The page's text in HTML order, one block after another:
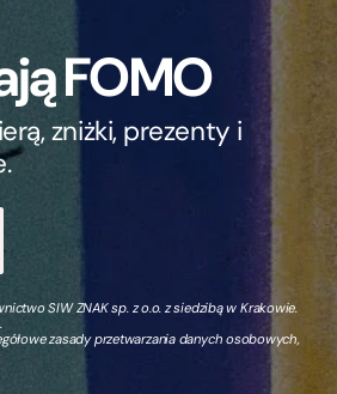
FOMO
zniżki, prezenty i
SIW ZNAK sp. z o.o. z siedzibą w Krakowie.
zasady przetwarzania danych osobowych,